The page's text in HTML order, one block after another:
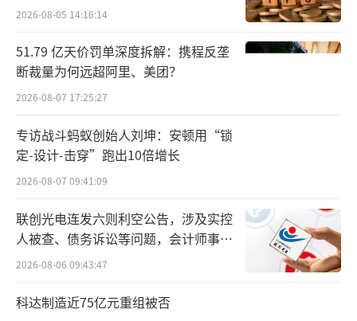
2026-08-05 14:16:14
51.79 亿天价罚单深度拆解：携程反垄
断裁量为何远超阿里、美团？
2026-08-07 17:25:27
专访战斗蚂蚁创始人刘坤：安顿用“锁
定-设计-击穿”跑出10倍增长
2026-08-07 09:41:09
联创光电连发六则利空公告，涉及实控
人被查、债务诉讼等问题，会计师事务
所曾出具“保留意见”
2026-08-06 09:43:47
科达制造近75亿元重组被否